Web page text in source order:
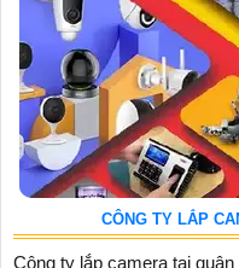
CÔNG TY LẮP
Công ty lắp camera tại